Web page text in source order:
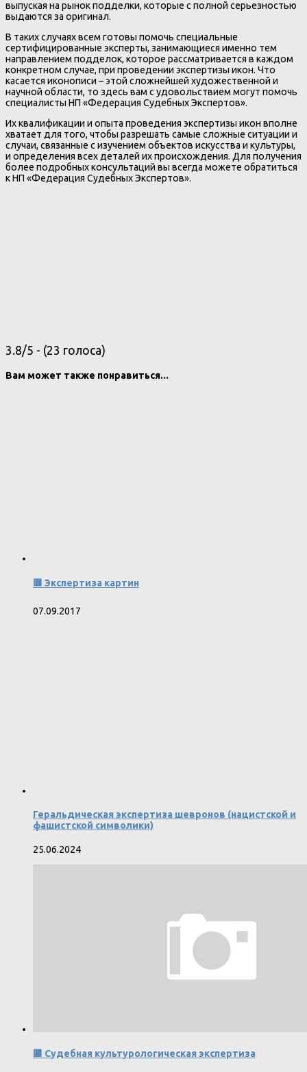
выпуская на рынок подделки, которые с полной серьезностью
выдаются за оригинал.
В таких случаях всем готовы помочь специальные
сертифицированные эксперты, занимающиеся именно тем
направлением подделок, которое рассматривается в каждом
конкретном случае, при проведении экспертизы икон. Что
касается иконописи – этой сложнейшей художественной и
научной области, то здесь вам с удовольствием могут помочь
специалисты НП «Федерация Судебных Экспертов».
Их квалификации и опыта проведения экспертизы икон вполне
хватает для того, чтобы разрешать самые сложные ситуации и
случаи, связанные с изучением объектов искусства и культуры,
и определения всех деталей их происхождения. Для получения
более подробных консультаций вы всегда можете обратиться
к НП «Федерация Судебных Экспертов».
3.8/5 - (23 голоса)
Вам может также понравиться...
🟥 Экспертиза картин
07.09.2017
Геральдическая экспертиза шевронов (нацистской и
фашистской символики)
25.06.2024
🟥 Судебная культурологическая экспертиза